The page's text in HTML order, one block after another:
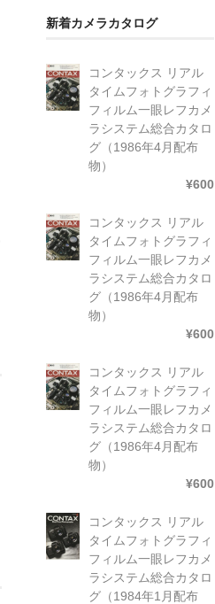
リ
新着カメラカタログ
コンタックス リアル
タイムフォトグラフィ
フィルム一眼レフカメ
ラシステム総合カタロ
グ（1986年4月配布
物）
¥600
コンタックス リアル
タイムフォトグラフィ
フィルム一眼レフカメ
ラシステム総合カタロ
グ（1986年4月配布
物）
¥600
コンタックス リアル
タイムフォトグラフィ
フィルム一眼レフカメ
ラシステム総合カタロ
グ（1986年4月配布
物）
¥600
コンタックス リアル
タイムフォトグラフィ
フィルム一眼レフカメ
ラシステム総合カタロ
グ（1984年1月配布